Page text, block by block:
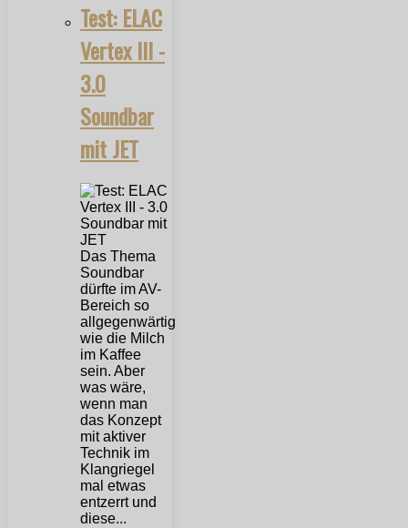
Test: ELAC
Vertex III -
3.0
Soundbar
mit JET
Das Thema
Soundbar
dürfte im AV-
Bereich so
allgegenwärtig
wie die Milch
im Kaffee
sein. Aber
was wäre,
wenn man
das Konzept
mit aktiver
Technik im
Klangriegel
mal etwas
entzerrt und
diese...